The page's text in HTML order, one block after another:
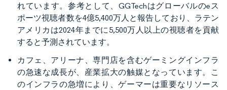
れています。参考として、GGTechはグローバルのeス
ポーツ視聴者数を4億5,400万人と報告しており、ラテン
アメリカは2024年までに5,500万人以上の視聴者を貢献
すると予測されています。
カフェ、アリーナ、専門店を含むゲーミングインフラ
の急速な成長が、産業拡大の触媒となっています。こ
のインフラの急増により、ゲーマーは重要なリソース